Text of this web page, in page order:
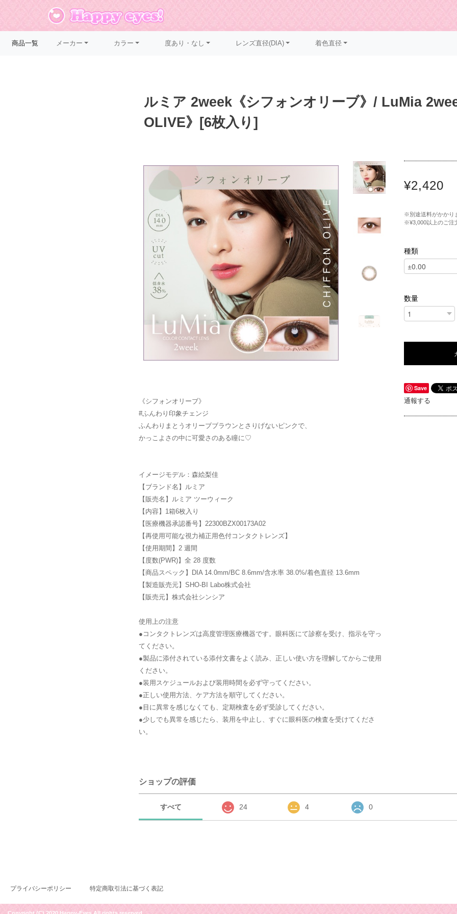
商品一覧 メーカー カラー 度あり・なし レンズ直径(DIA) 着色直径
ルミア 2week《シフォンオリーブ》/ LuMia
OLIVE》[6枚入り]
《シフォンオリーブ》
#ふんわり印象チェンジ
ふんわりまとうオリーブブラウンとさりげないピンクで、
かっこよさの中に可愛さのある瞳に♡
イメージモデル：森絵梨佳
【ブランド名】ルミア
【販売名】ルミア ツーウィーク
【内容】1箱6枚入り
【医療機器承認番号】22300BZX00173A02
【再使用可能な視力補正用色付コンタクトレンズ】
【使用期間】2 週間
【度数(PWR)】全 28 度数
【商品スペック】DIA 14.0mm/BC 8.6mm/含水率 38.0%/着色直径 13.6mm
【製造販売元】SHO-BI Labo株式会社
【販売元】株式会社シンシア
使用上の注意
●コンタクトレンズは高度管理医療機器です。眼科医にて診察を受け、指示を守っ
てください。
●製品に添付されている添付文書をよく読み、正しい使い方を理解してからご使用
ください。
●装用スケジュールおよび装用時間を必ず守ってください。
●正しい使用方法、ケア方法を順守してください。
●目に異常を感じなくても、定期検査を必ず受診してください。
●少しでも異常を感じたら、装用を中止し、すぐに眼科医の検査を受けてくださ
い。
¥2,420
※別途送料がかかり
※¥3,000以上のご注
種類
数量
Save
通報する
ショップの評価
すべて 24 4 0
プライバシーポリシー 特定商取引法に基づく表記